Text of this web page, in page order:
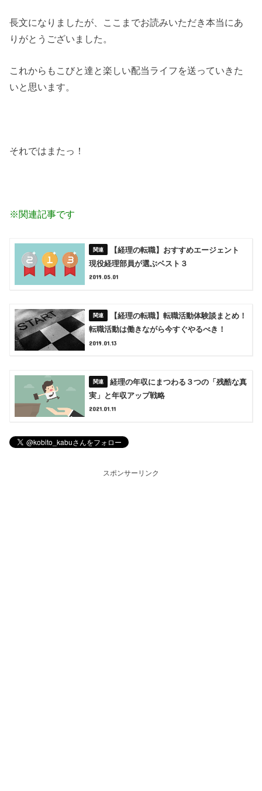
長文になりましたが、ここまでお読みいただき本当にあ
りがとうございました。
これからもこびと達と楽しい配当ライフを送っていきた
いと思います。
それではまたっ！
※関連記事です
【経理の転職】おすすめエージェント
現役経理部員が選ぶベスト３
2019.05.01
【経理の転職】転職活動体験談まとめ！
転職活動は働きながら今すぐやるべき！
2019.01.13
経理の年収にまつわる３つの「残酷な真
実」と年収アップ戦略
2021.01.11
スポンサーリンク